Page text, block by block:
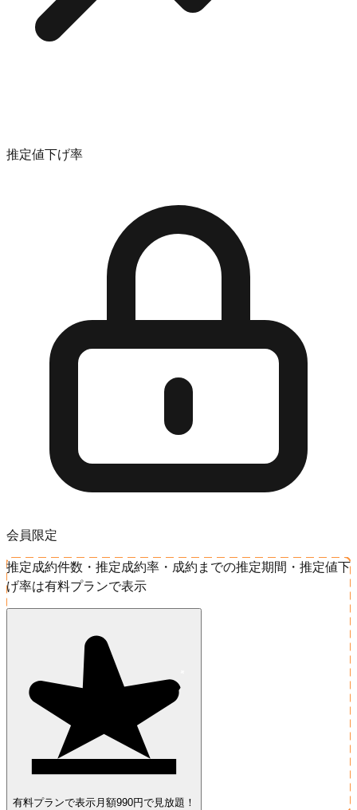
推定値下げ率
会員限定
推定成約件数・推定成約率・成約までの推定期間・推定値下
げ率は有料プランで表示
有料プランで表示 月額990円で見放題！